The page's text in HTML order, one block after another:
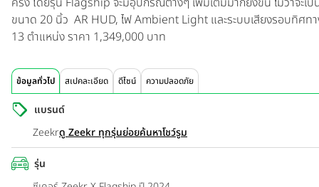
ขนาด 20 นิ้ว AR HUD, ไฟ Ambient Light และระบบเสียงรอบทิศท
13 ตำแหน่งราคา 1,349,000 บาท
ข้อมูลทั่วไป สเปคละเอียด ดีไซน์ ความปลอดภัย
แบรนด์
Zeekrดู Zeekr ทุกรุ่นย่อยค้นหาโชว์รูม
รุ่น